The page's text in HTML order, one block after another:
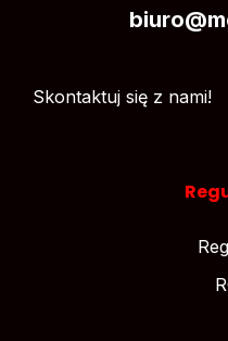
Skontaktuj się z nami!